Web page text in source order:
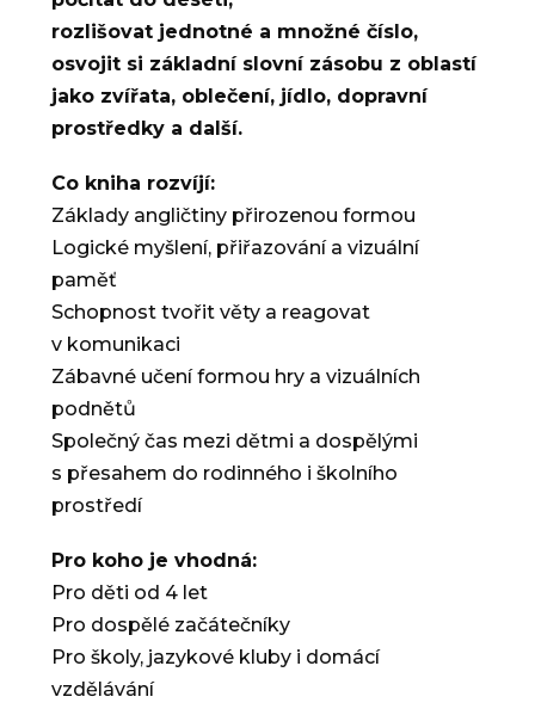
rozlišovat jednotné a množné číslo,
osvojit si základní slovní zásobu z oblastí
jako zvířata, oblečení, jídlo, dopravní
prostředky a další.
Co kniha rozvíjí:
Základy angličtiny přirozenou formou
Logické myšlení, přiřazování a vizuální
paměť
Schopnost tvořit věty a reagovat
v komunikaci
Zábavné učení formou hry a vizuálních
podnětů
Společný čas mezi dětmi a dospělými
s přesahem do rodinného i školního
prostředí
Pro koho je vhodná:
Pro děti od 4 let
Pro dospělé začátečníky
Pro školy, jazykové kluby i domácí
vzdělávání